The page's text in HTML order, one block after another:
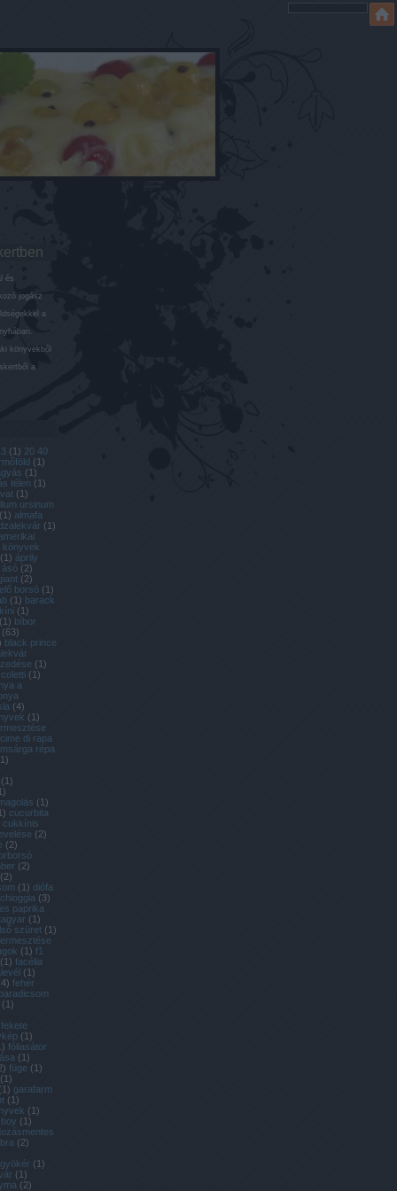
és
jogász
a
könyvekből
a
(1) 20 40
(1)
(1)
télen (1)
(1)
ursinum
(1) almafa
(1)
amerikai
könyvek
(1) áprily
ásó (2)
(2)
borsó (1)
(1) barack
(1)
(1) bíbor
(63)
black prince
(1)
(1)
a
(4)
(1)
cime di rapa
répa
1)
(1)
)
(1)
) cucurbita
cukkínis
(2)
(2)
(2)
(2)
(1) diófa
(3)
paprika
(1)
szüret (1)
(1) f1
(1) facélia
(1)
4) fehér
(1)
fekete
(1)
) fóliasátor
(1)
) füge (1)
(1)
(1) garafarm
(1)
(1)
(1)
(2)
gyökér (1)
(1)
(2)